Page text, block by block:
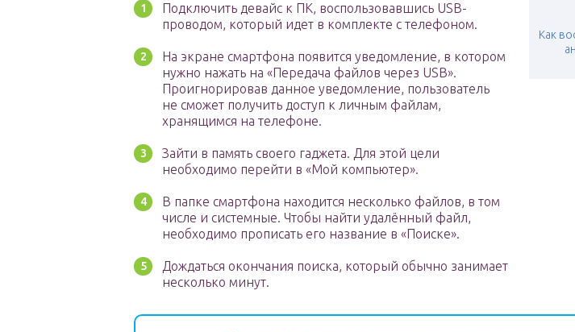
Как
Подключить девайс к ПК, воспользовавшись USB-
проводом, который идет в комплекте с телефоном.
На экране смартфона появится уведомление, в котором
нужно нажать на «Передача файлов через USB».
Проигнорировав данное уведомление, пользователь
не сможет получить доступ к личным файлам,
хранящимся на телефоне.
Зайти в память своего гаджета. Для этой цели
необходимо перейти в «Мой компьютер».
В папке смартфона находится несколько файлов, в том
числе и системные. Чтобы найти удалённый файл,
необходимо прописать его название в «Поиске».
Дождаться окончания поиска, который обычно занимает
несколько минут.